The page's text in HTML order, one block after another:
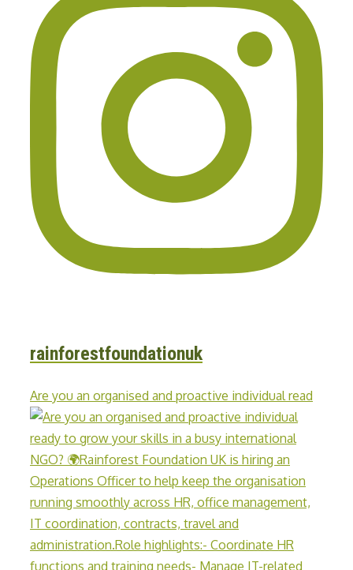
rainforestfoundationuk
Are you an organised and proactive individual read